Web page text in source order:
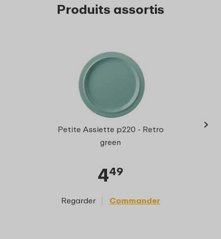
Produits assortis
Petite Assiette p220 - Retro
green
449
Regarder Commander
›